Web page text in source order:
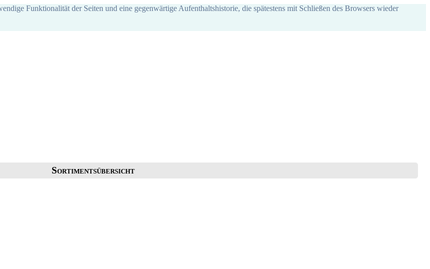
Funktionalität der Seiten und eine gegenwärtige Aufenthaltshistorie, die spätestens mit Schließen des Browsers wieder
Sortimentsübersicht